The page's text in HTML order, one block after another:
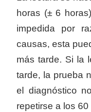
horas (± 6
impedida por
causas, esta
más tarde. Si la
tarde, la prueba
el diagnóstico
repetirse a los 60